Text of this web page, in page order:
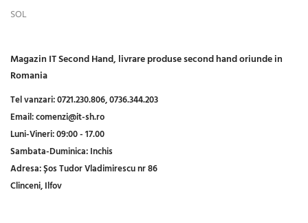
SOL
Magazin IT Second Hand, livrare produse second hand oriunde in
Romania
Tel vanzari:0721.230.806,0736.344.203
Email:comenzi@it-sh.ro
Luni-Vineri:09:00 - 17.00
Sambata-Duminica:Inchis
Adresa:Șos Tudor Vladimirescu nr 86
Clinceni, Ilfov